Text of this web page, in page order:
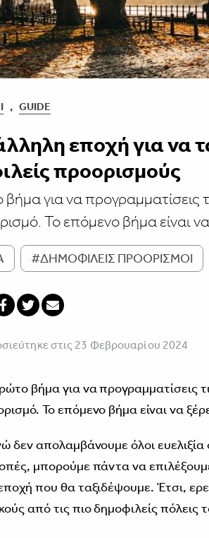
, GUIDE
εποχή για να
προορισμούς
για να προγραμματίσεις
Το επόμενο βήμα είναι
#ΔΗΜΟΦΙΛΕΙΣ ΠΡΟΟΡΙΣΜΟΙ
στις 23 Φεβρουαρίου 2024
βήμα για να προγραμματίσεις
Το επόμενο βήμα είναι να
δεν απολαμβάνουμε όλοι
μπορούμε πάντα να
που θα ταξιδέψουμε. Έτσι,
από τις πιο δημοφιλείς πόλεις